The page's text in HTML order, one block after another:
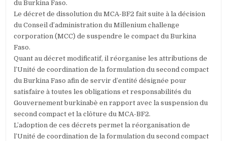
du Burkina Faso.
Le décret de dissolution du MCA-BF2 fait suite à la décision
du Conseil d’administration du Millenium challenge
corporation (MCC) de suspendre le compact du Burkina
Faso.
Quant au décret modificatif, il réorganise les attributions de
l’Unité de coordination de la formulation du second compact
du Burkina Faso afin de servir d’entité désignée pour
satisfaire à toutes les obligations et responsabilités du
Gouvernement burkinabè en rapport avec la suspension du
second compact et la clôture du MCA-BF2.
L’adoption de ces décrets permet la réorganisation de
l’Unité de coordination de la formulation du second compact